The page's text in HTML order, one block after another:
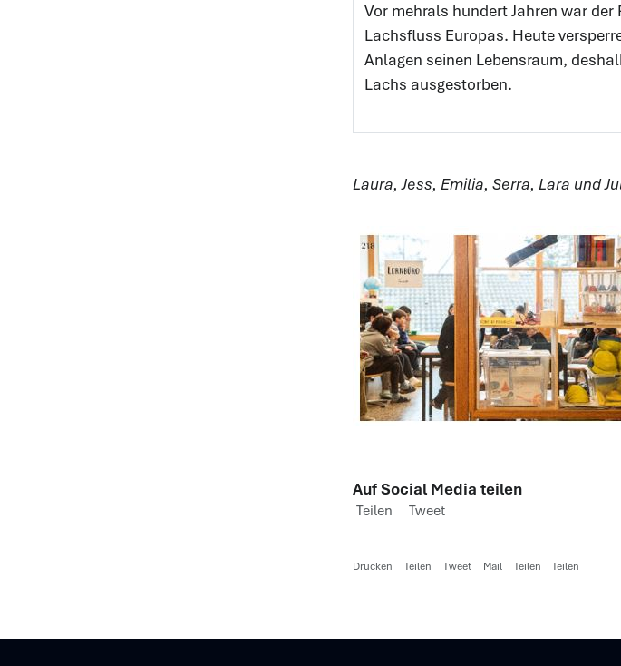
Vor mehrals hundert Jahren war der
Lachsfluss Europas. Heute
Anlagen seinen Lebensraum,
Lachs ausgestorben.
Laura, Jess, Emilia, Serra, Lara und
Auf Social Media teilen
Teilen Tweet
Drucken Teilen Tweet Mail Teilen Teilen